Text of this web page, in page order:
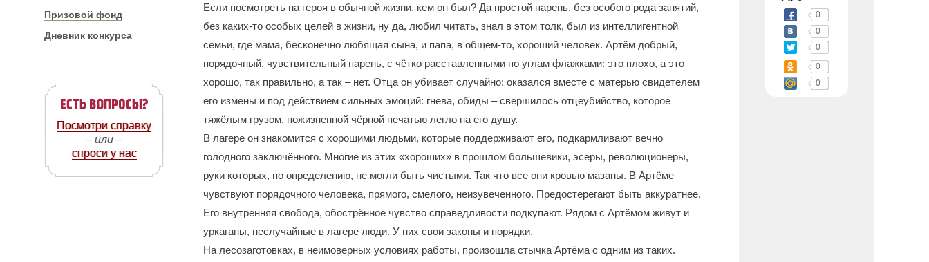
Призовой фонд
Дневник конкурса
Посмотри справку
– или –
спроси у нас
Если посмотреть на героя в обычной жизни, кем он был? Да простой парень, без особого рода занятий,
без каких-то особых целей в жизни, ну да, любил читать, знал в этом толк, был из интеллигентной
семьи, где мама, бесконечно любящая сына, и папа, в общем-то, хороший человек. Артём добрый,
порядочный, чувствительный парень, с чётко расставленными по углам флажками: это плохо, а это
хорошо, так правильно, а так – нет. Отца он убивает случайно: оказался вместе с матерью свидетелем
его измены и под действием сильных эмоций: гнева, обиды – свершилось отцеубийство, которое
тяжёлым грузом, пожизненной чёрной печатью легло на его душу.
В лагере он знакомится с хорошими людьми, которые поддерживают его, подкармливают вечно
голодного заключённого. Многие из этих «хороших» в прошлом большевики, эсеры, революционеры,
руки которых, по определению, не могли быть чистыми. Так что все они кровью мазаны. В Артёме
чувствуют порядочного человека, прямого, смелого, неизувеченного. Предостерегают быть аккуратнее.
Его внутренняя свобода, обострённое чувство справедливости подкупают. Рядом с Артёмом живут и
уркаганы, неслучайные в лагере люди. У них свои законы и порядки.
На лесозаготовках, в неимоверных условиях работы, произошла стычка Артёма с одним из таких.
0
0
0
0
0